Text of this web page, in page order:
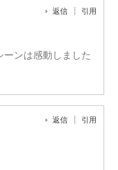
返信 引用
ンは感動しました
返信 引用